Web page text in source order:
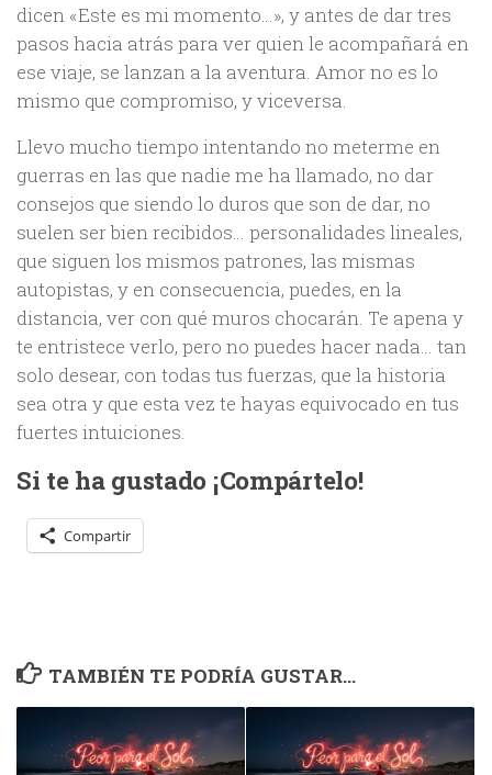
dicen «Este es mi momento…», y antes de dar tres
pasos hacia atrás para ver quien le acompañará en
ese viaje, se lanzan a la aventura. Amor no es lo
mismo que compromiso, y viceversa.
Llevo mucho tiempo intentando no meterme en
guerras en las que nadie me ha llamado, no dar
consejos que siendo lo duros que son de dar, no
suelen ser bien recibidos… personalidades lineales,
que siguen los mismos patrones, las mismas
autopistas, y en consecuencia, puedes, en la
distancia, ver con qué muros chocarán. Te apena y
te entristece verlo, pero no puedes hacer nada… tan
solo desear, con todas tus fuerzas, que la historia
sea otra y que esta vez te hayas equivocado en tus
fuertes intuiciones.
Si te ha gustado ¡Compártelo!
Compartir
TAMBIÉN TE PODRÍA GUSTAR...